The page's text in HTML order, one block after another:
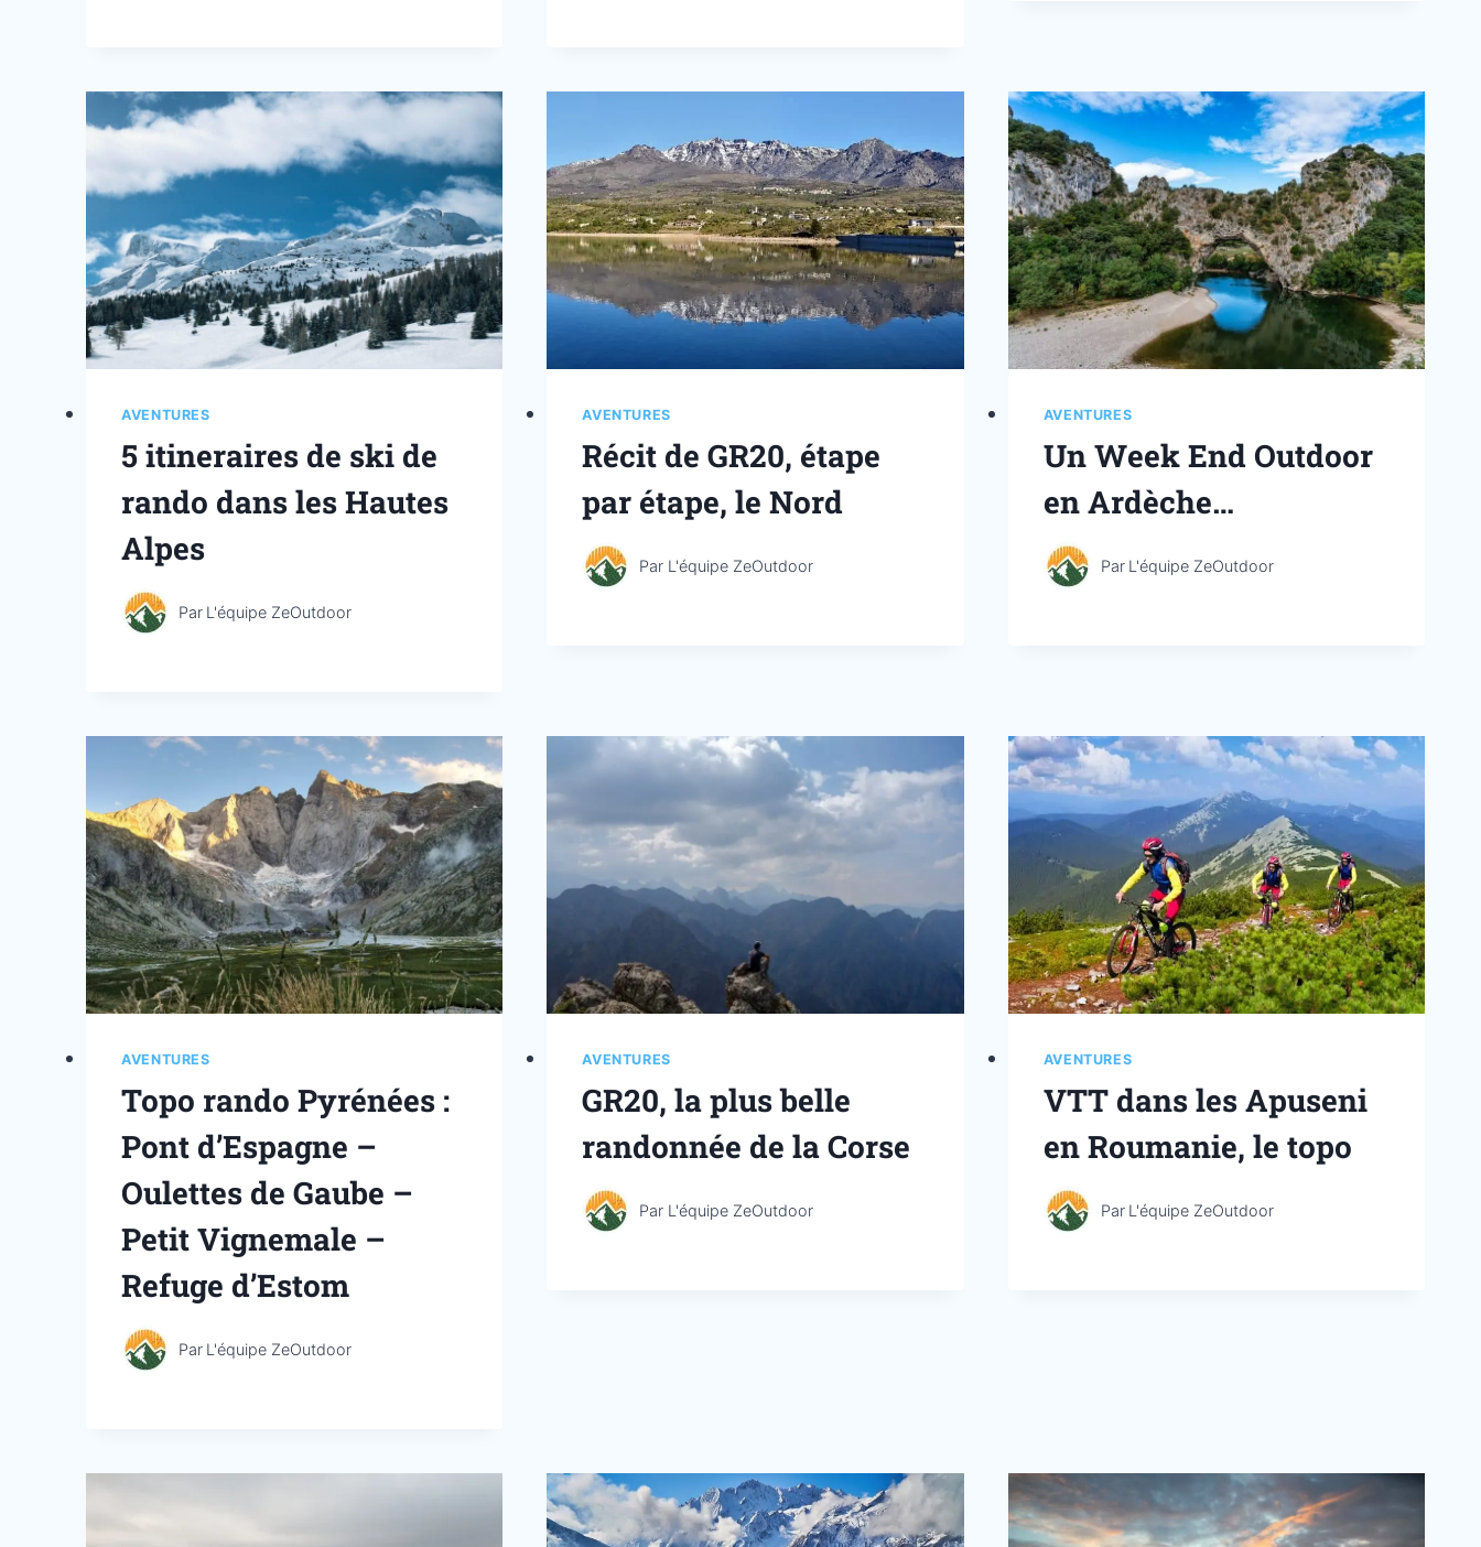
AVENTURES
5 itineraires de ski de
rando dans les Hautes
Alpes
Par L'équipe ZeOutdoor
AVENTURES
Récit de GR20, étape
par étape, le Nord
Par L'équipe ZeOutdoor
AVENTURES
Un Week End Outdoor
en Ardèche…
Par L'équipe ZeOutdoor
AVENTURES
Topo rando Pyrénées :
Pont d’Espagne –
Oulettes de Gaube –
Petit Vignemale –
Refuge d’Estom
Par L'équipe ZeOutdoor
AVENTURES
GR20, la plus belle
randonnée de la Corse
Par L'équipe ZeOutdoor
AVENTURES
VTT dans les Apuseni
en Roumanie, le topo
Par L'équipe ZeOutdoor